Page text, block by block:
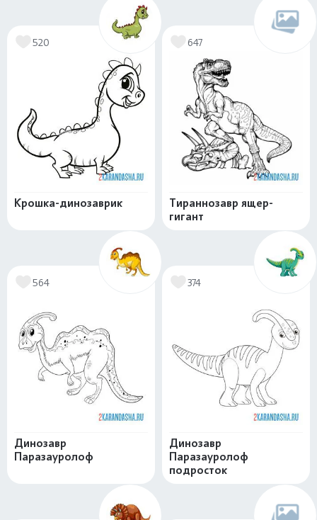
520
Крошка-динозаврик
647
Тираннозавр ящер-
гигант
564
Динозавр
Паразауролоф
374
Динозавр
Паразауролоф
подросток